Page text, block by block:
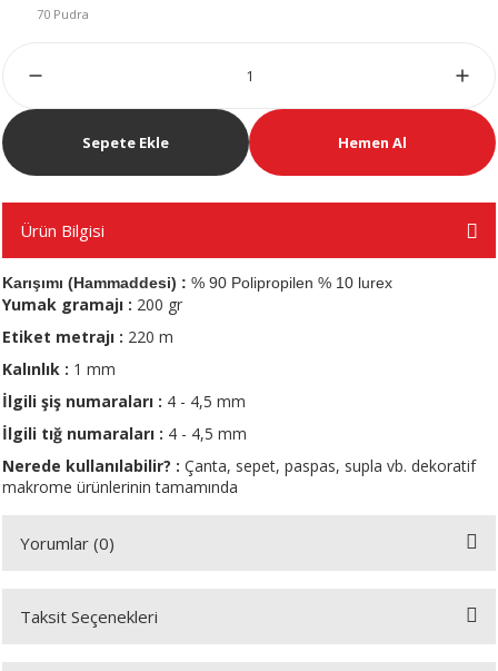
Sepete Ekle Hemen Al
Ürün Bilgisi
Karışımı (Hammaddesi) : % 90 Polipropilen % 10 lurex
Yumak gramajı : 200 gr
Etiket metrajı : 220 m
Kalınlık : 1 mm
İlgili şiş numaraları : 4 - 4,5 mm
İlgili tığ numaraları : 4 - 4,5 mm
Nerede kullanılabilir? : Çanta, sepet, paspas, supla vb. dekoratif
makrome ürünlerinin tamamında
Yorumlar (0)
Bu ürüne ilk yorumu siz yapın!
Taksit Seçenekleri